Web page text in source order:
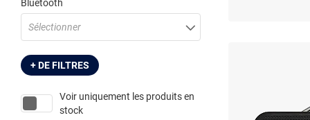
Bluetooth
Sélectionner
+ DE FILTRES
Voir uniquement les produits en
stock